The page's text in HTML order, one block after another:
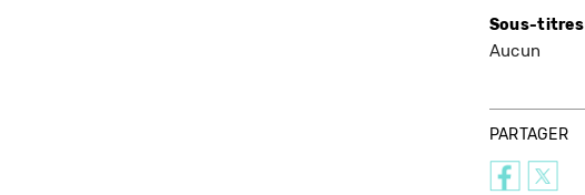
Sous-titres
Aucun
PARTAGER